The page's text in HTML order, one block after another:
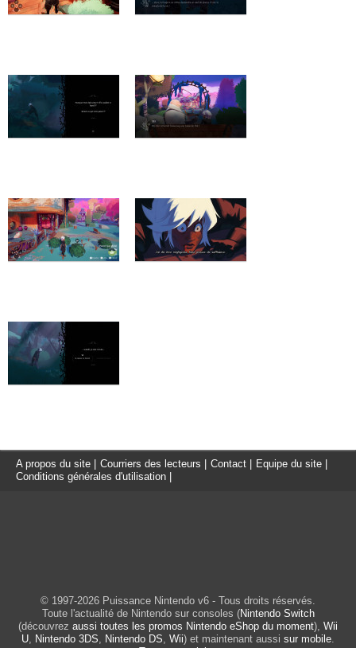
A propos du site Courriers des lecteurs Contact Equipe du site
Conditions générales d'utilisation
© 1997-2026 Puissance Nintendo v6 - Tous droits réservés.
Toute l'actualité de Nintendo sur consoles (Nintendo Switch
(découvrez aussi toutes les promos Nintendo eShop du moment), Wii
U, Nintendo 3DS, Nintendo DS, Wii) et maintenant aussi sur mobile.